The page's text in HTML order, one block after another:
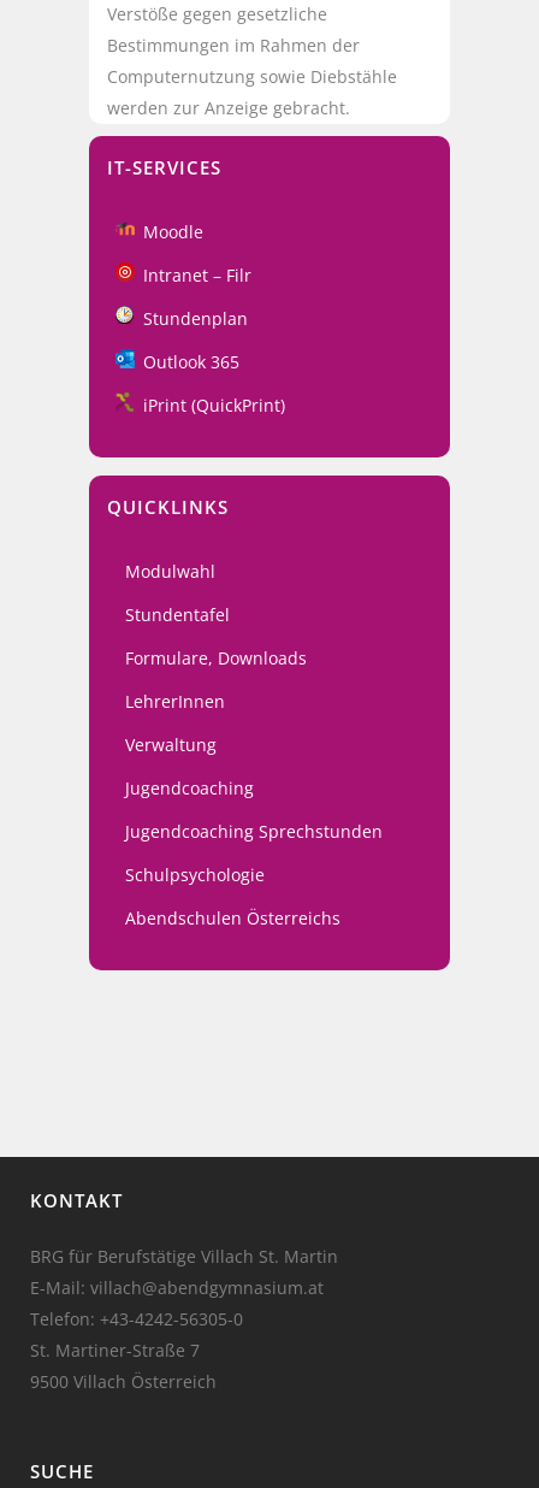
Verstöße gegen gesetzliche
Bestimmungen im Rahmen der
Computernutzung sowie Diebstähle
werden zur Anzeige gebracht.
IT-SERVICES
Moodle
Intranet – Filr
Stundenplan
Outlook 365
iPrint (QuickPrint)
QUICKLINKS
Modulwahl
Stundentafel
Formulare, Downloads
LehrerInnen
Verwaltung
Jugendcoaching
Jugendcoaching Sprechstunden
Schulpsychologie
Abendschulen Österreichs
KONTAKT
BRG für Berufstätige Villach St. Martin
E-Mail: villach@abendgymnasium.at
Telefon: +43-4242-56305-0
St. Martiner-Straße 7
9500 Villach Österreich
SUCHE